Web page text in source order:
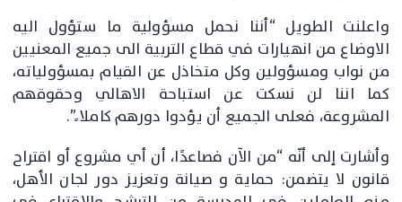
واعلنت الطويل “أننا نحمل مسؤولية ما ستؤول اليه
الاوضاع من انهيارات في قطاع التربية الى جميع المعنيين
من نواب ومسؤولين وكل متخاذل عن القيام بمسؤولياته،
كما اننا لن نسكت عن استباحة الاهالي وحقوقهم
المشروعة، فعلى الجميع أن يؤدوا دورهم كاملا ً”.
وأشارت إلى أنّه “من الآن فصاعدًا، أن أي مشروع أو اقتراح
قانون لا يتضمن: حماية و صيانة وتعزيز دور لجان الأهل،